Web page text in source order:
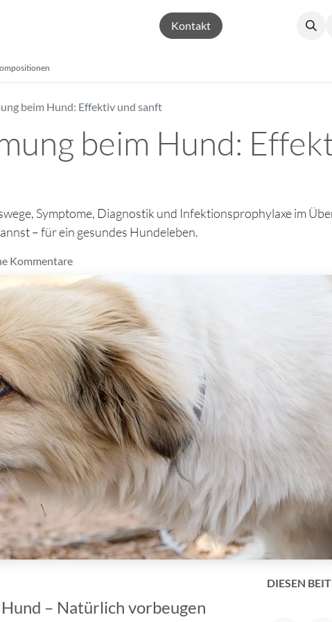
Kontakt
beim Hund: Effektiv und sanft
beim Hund:
Symptome, Diagnostik und Infektionsprophylaxe im
– für ein gesundes Hundeleben.
Kommentare
– Natürlich vorbeugen
DIESEN